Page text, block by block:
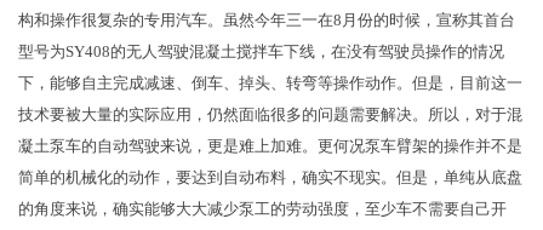
构和操作很复杂的专用汽车。虽然今年三一在8月份的时候，宣称其首台
型号为SY408的无人驾驶混凝土搅拌车下线，在没有驾驶员操作的情况
下，能够自主完成减速、倒车、掉头、转弯等操作动作。但是，目前这一
技术要被大量的实际应用，仍然面临很多的问题需要解决。所以，对于混
凝土泵车的自动驾驶来说，更是难上加难。更何况泵车臂架的操作并不是
简单的机械化的动作，要达到自动布料，确实不现实。但是，单纯从底盘
的角度来说，确实能够大大减少泵工的劳动强度，至少车不需要自己开